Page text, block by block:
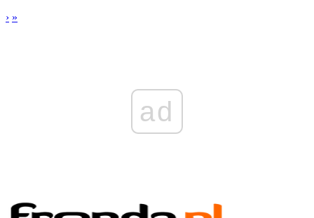
› »
ad